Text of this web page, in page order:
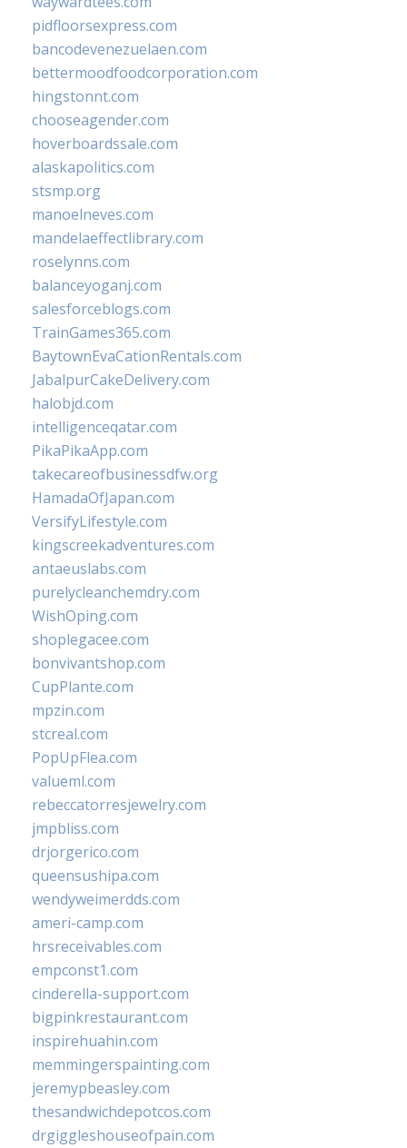
pidfloorsexpress.com
bancodevenezuelaen.com
bettermoodfoodcorporation.com
hingstonnt.com
chooseagender.com
hoverboardssale.com
alaskapolitics.com
stsmp.org
manoelneves.com
mandelaeffectlibrary.com
roselynns.com
balanceyoganj.com
salesforceblogs.com
TrainGames365.com
BaytownEvaCationRentals.com
JabalpurCakeDelivery.com
halobjd.com
intelligenceqatar.com
PikaPikaApp.com
takecareofbusinessdfw.org
HamadaOfJapan.com
VersifyLifestyle.com
kingscreekadventures.com
antaeuslabs.com
purelycleanchemdry.com
WishOping.com
shoplegacee.com
bonvivantshop.com
CupPlante.com
mpzin.com
stcreal.com
PopUpFlea.com
valueml.com
rebeccatorresjewelry.com
jmpbliss.com
drjorgerico.com
queensushipa.com
wendyweimerdds.com
ameri-camp.com
hrsreceivables.com
empconst1.com
cinderella-support.com
bigpinkrestaurant.com
inspirehuahin.com
memmingerspainting.com
jeremypbeasley.com
thesandwichdepotcos.com
drgiggleshouseofpain.com